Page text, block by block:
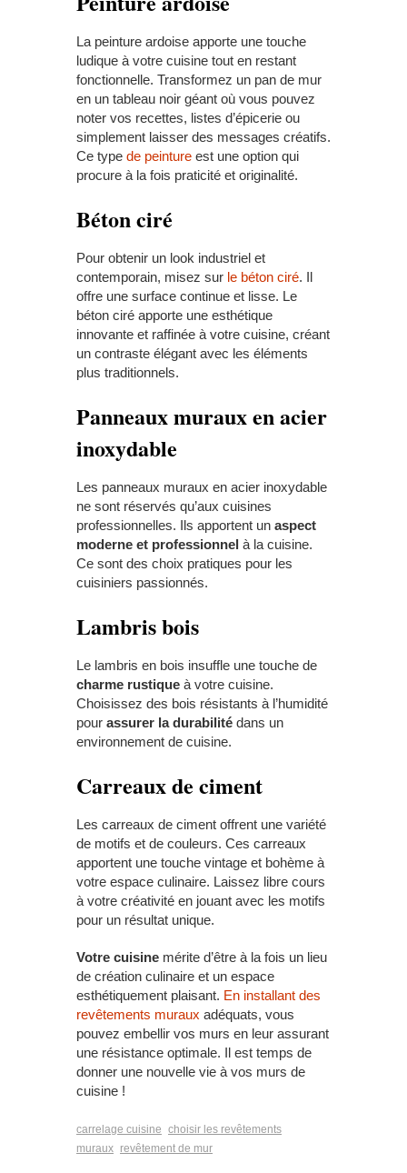
La peinture ardoise apporte une touche
ludique à votre cuisine tout en restant
fonctionnelle. Transformez un pan de mur
en un tableau noir géant où vous pouvez
noter vos recettes, listes d’épicerie ou
simplement laisser des messages créatifs.
Ce type de peinture est une option qui
procure à la fois praticité et originalité.
Bétonciré
Pour obtenir un look industriel et
contemporain, misez sur le béton ciré. Il
offre une surface continue et lisse. Le
béton ciré apporte une esthétique
innovante et raffinée à votre cuisine, créant
un contraste élégant avec les éléments
plus traditionnels.
Panneauxmuraux enacier
inoxydable
Les panneaux muraux en acier inoxydable
ne sont réservés qu’aux cuisines
professionnelles. Ils apportent un aspect
moderne et professionnel à la cuisine.
Ce sont des choix pratiques pour les
cuisiniers passionnés.
Lambrisbois
Le lambris en bois insuffle une touche de
charme rustique à votre cuisine.
Choisissez des bois résistants à l’humidité
pour assurer la durabilité dans un
environnement de cuisine.
Carreaux de ciment
Les carreaux de ciment offrent une variété
de motifs et de couleurs. Ces carreaux
apportent une touche vintage et bohème à
votre espace culinaire. Laissez libre cours
à votre créativité en jouant avec les motifs
pour un résultat unique.
Votre cuisine mérite d’être à la fois un lieu
de création culinaire et un espace
esthétiquement plaisant. En installant des
revêtements muraux adéquats, vous
pouvez embellir vos murs en leur assurant
une résistance optimale. Il est temps de
donner une nouvelle vie à vos murs de
cuisine !
carrelage cuisine choisir les revêtements
muraux revêtement de mur